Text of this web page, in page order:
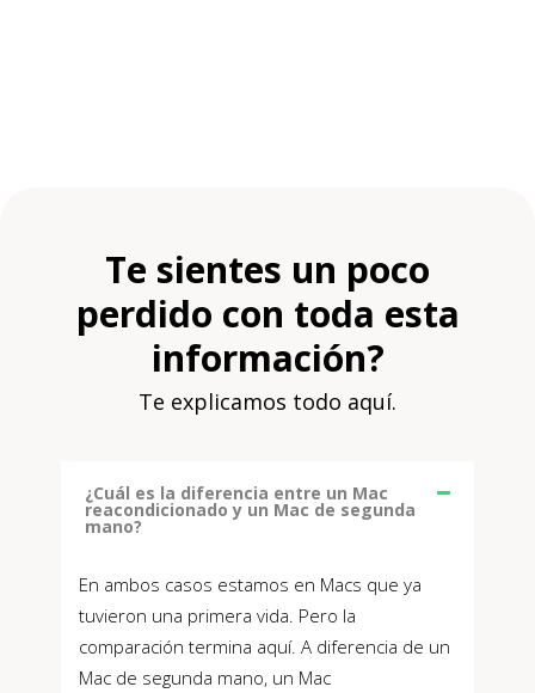
Te sientes un poco
perdido con toda esta
información?
Te explicamos todo aquí.
¿Cuál es la diferencia entre un Mac
reacondicionado y un Mac de segunda
mano?
En ambos casos estamos en Macs que ya
tuvieron una primera vida. Pero la
comparación termina aquí. A diferencia de un
Mac de segunda mano, un Mac